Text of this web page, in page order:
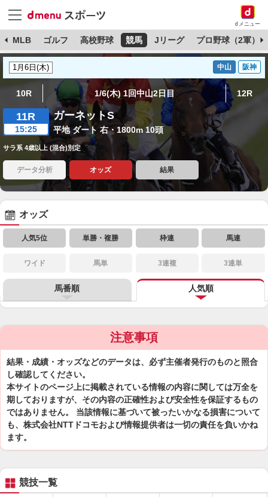
dメニュー
MLB ゴルフ 高校野球 競馬 Jリーグ プロ野球（2軍）
中山 阪神
10R 1/6(木) 1回中山2日目 12R
11R
15:25
ガーネットS
平地 ダート 右・1800m 10頭
サラ系 4歳以上 (混合)別定
データ分析 オッズ 結果
オッズ
人気5位 単勝・複勝 枠連 馬連
ワイド 馬単 3連複 3連単
馬番順 人気順
注意事項
結果・成績・オッズなどのデータは、必ず主催者発行のものと照合
し確認してください。
本サイトのページ上に掲載されている情報の内容に関しては万全を
期しておりますが、その内容の正確性および安全性を保証するもの
ではありません。 当該情報に基づいて被ったいかなる損害について
も、株式会社NTTドコモおよび情報提供者は一切の責任を負いかね
ます。
競技一覧